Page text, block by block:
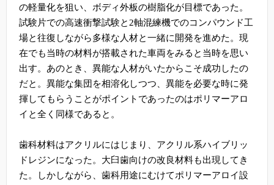
の軽量化を狙い、ボディ外板の樹脂化が目標であった。
試験片での高速衝撃試験と 2軸混練機でのコンパウンド工
場と往復しながら多様な人材と一緒に開発を進めた。現
在でも当時の材料が搭載された車両をみると当時を思い
出す。 あのとき、異能な人材がいたからこそ成功したの
だと。異能な集団を相溶化しつつ、異能を必要な時に発
揮してもらうことがポイントであったのはポリマーアロ
イと全く同様であると。
歯科材料はアクリルにはじまり、アクリル系ハイブリッ
ドレジンになった。大臼歯向けの改良材料も出現してき
た。しかしながら、歯科用途にむけてポリマーアロイ設